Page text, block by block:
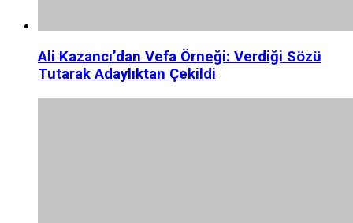
Ali Kazancı’dan Vefa Örneği: Verdiği Sözü
Tutarak Adaylıktan Çekildi